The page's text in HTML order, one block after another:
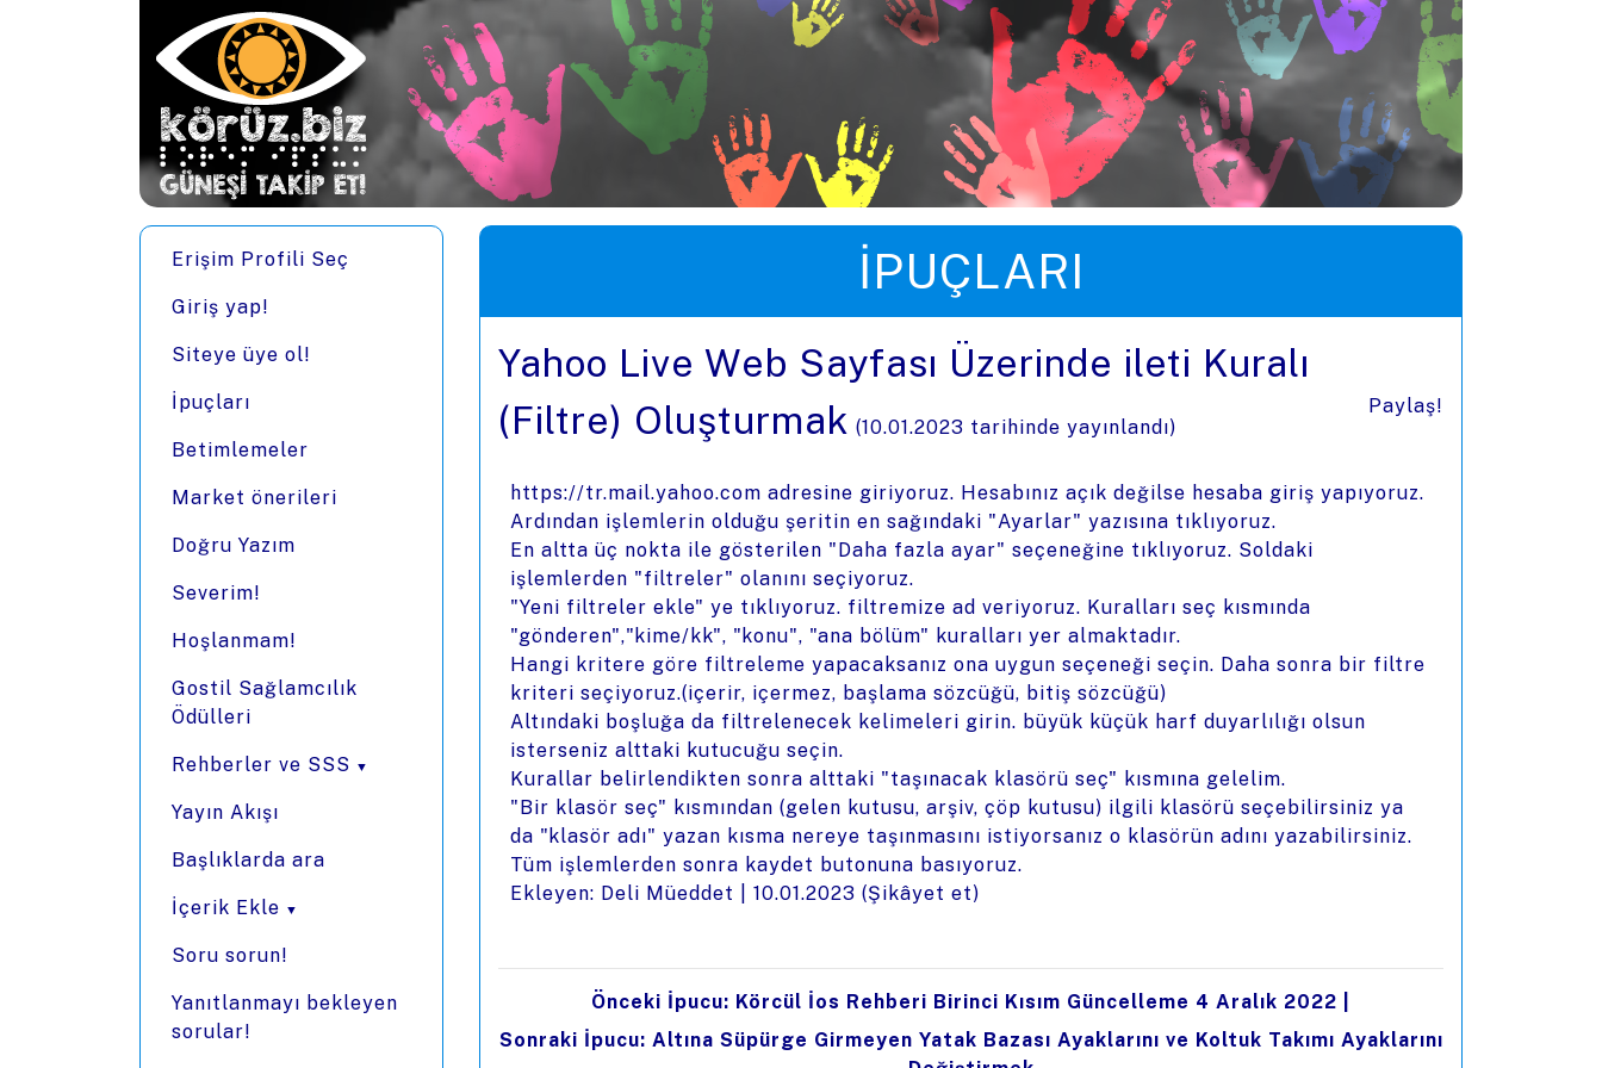
Ana içeriğe zıpla
Erişim Profili Seç
Giriş yap!
Siteye üye ol!
İpuçları
Betimlemeler
Market önerileri
Doğru Yazım
Severim!
Hoşlanmam!
Gostil Sağlamcılık
Ödülleri
Rehberler ve SSS
Yayın Akışı
Başlıklarda ara
İçerik Ekle
Soru sorun!
Yanıtlanmayı bekleyen
sorular!
İPUÇLARI
Yahoo Live Web Sayfası Üzerinde ileti Kuralı
(Filtre) Oluşturmak (10.01.2023 tarihinde yayınlandı)
Paylaş!
https://tr.mail.yahoo.com adresine giriyoruz. Hesabınız açık değilse hesaba giriş yapıyoruz.
Ardından işlemlerin olduğu şeritin en sağındaki "Ayarlar" yazısına tıklıyoruz.
En altta üç nokta ile gösterilen "Daha fazla ayar" seçeneğine tıklıyoruz. Soldaki
işlemlerden "filtreler" olanını seçiyoruz.
"Yeni filtreler ekle" ye tıklıyoruz. filtremize ad veriyoruz. Kuralları seç kısmında
"gönderen","kime/kk", "konu", "ana bölüm" kuralları yer almaktadır.
Hangi kritere göre filtreleme yapacaksanız ona uygun seçeneği seçin. Daha sonra bir filtre
kriteri seçiyoruz.(içerir, içermez, başlama sözcüğü, bitiş sözcüğü)
Altındaki boşluğa da filtrelenecek kelimeleri girin. büyük küçük harf duyarlılığı olsun
isterseniz alttaki kutucuğu seçin.
Kurallar belirlendikten sonra alttaki "taşınacak klasörü seç" kısmına gelelim.
"Bir klasör seç" kısmından (gelen kutusu, arşiv, çöp kutusu) ilgili klasörü seçebilirsiniz ya
da "klasör adı" yazan kısma nereye taşınmasını istiyorsanız o klasörün adını yazabilirsiniz.
Tüm işlemlerden sonra kaydet butonuna basıyoruz.
Ekleyen: Deli Müeddet | 10.01.2023 (Şikâyet et)
Önceki İpucu: Körcül İos Rehberi Birinci Kısım Güncelleme 4 Aralık 2022
Sonraki İpucu: Altına Süpürge Girmeyen Yatak Bazası Ayaklarını ve Koltuk Takımı Ayaklarını